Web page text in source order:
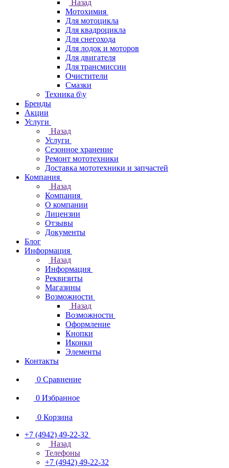
Назад
Мотохимия
Для мотоцикла
Для квадроцикла
Для снегохода
Для лодок и моторов
Для двигателя
Для трансмиссии
Очистители
Смазки
Техника б\у
Бренды
Акции
Услуги
Назад
Услуги
Сезонное хранение
Ремонт мототехники
Доставка мототехники и запчастей
Компания
Назад
Компания
О компании
Лицензии
Отзывы
Документы
Блог
Информация
Назад
Информация
Реквизиты
Магазины
Возможности
Назад
Возможности
Оформление
Кнопки
Иконки
Элементы
Контакты
0 Сравнение
0 Избранное
0 Корзина
+7 (4942) 49-22-32
Назад
Телефоны
+7 (4942) 49-22-32